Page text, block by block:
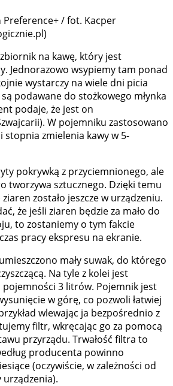
/ fot. Kacper
na kawę, który jest
Jednorazowo wsypiemy tam ponad
wystarczy na wiele dni picia
podawane do stożkowego młynka
podaje, że jest on
W pojemniku zastosowano
stopnia zmielenia kawy w 5-
pokrywką z przyciemnionego, ale
tworzywa sztucznego. Dzięki temu
zostało jeszcze w urządzeniu.
że jeśli ziaren będzie za mało do
to zostaniemy o tym fakcie
pracy ekspresu na ekranie.
mały suwak, do którego
Na tyle z kolei jest
3 litrów. Pojemnik jest
w górę, co pozwoli łatwiej
wlewając ja bezpośrednio z
filtr, wkręcając go za pomocą
przyrządu. Trwałość filtra to
producenta powinno
(oczywiście, w zależności od